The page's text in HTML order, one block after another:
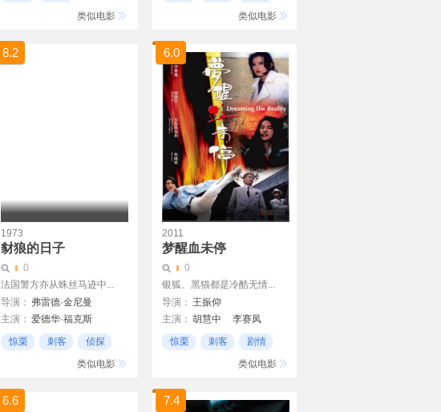
凯丽·华盛顿
米歇尔·莫娜汉
类似电影
Todd Jenkins
Matthew Tompkins
Deniz Akkaya
Maurice Ripke
Nicole Holt
John F. Beach
类似电影
8.2
1973
豺狼的日子
0
法国警方亦从蛛丝马迹中...
导演： 弗雷德·金尼曼
主演： 爱德华·福克斯
Terence Alexander
惊栗 刺客
侦探
类似电影
6.0
2011
梦醒血未停
0
银狐、黑猫都是冷酷无情...
导演： 王振仰
Simon Yun Ching
主演： 胡慧中
李赛凤
大岛由加利
林国斌
惊栗 刺客
剧情
类似电影
6.6 7.4